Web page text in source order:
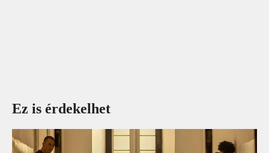
Ez is érdekelhet